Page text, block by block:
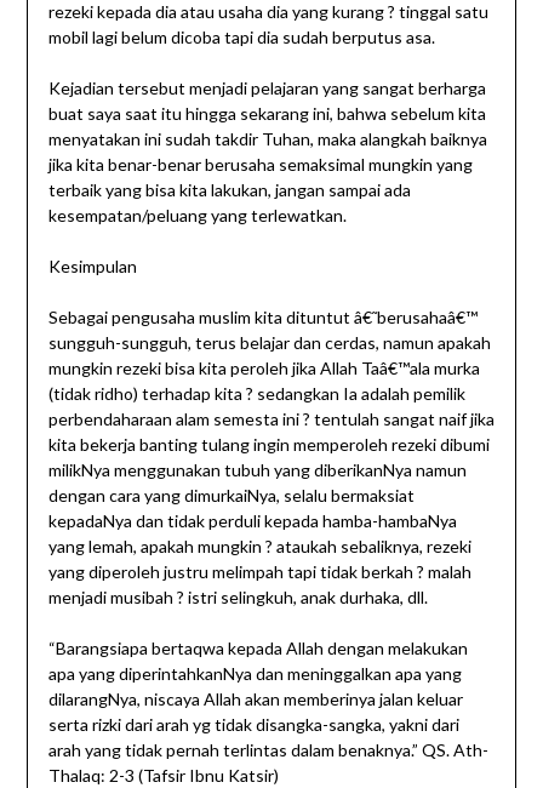
rezeki kepada dia atau usaha dia yang kurang ? tinggal satu
mobil lagi belum dicoba tapi dia sudah berputus asa.
Kejadian tersebut menjadi pelajaran yang sangat berharga
buat saya saat itu hingga sekarang ini, bahwa sebelum kita
menyatakan ini sudah takdir Tuhan, maka alangkah baiknya
jika kita benar-benar berusaha semaksimal mungkin yang
terbaik yang bisa kita lakukan, jangan sampai ada
kesempatan/peluang yang terlewatkan.
Kesimpulan
Sebagai pengusaha muslim kita dituntut â€˜berusahaâ€™
sungguh-sungguh, terus belajar dan cerdas, namun apakah
mungkin rezeki bisa kita peroleh jika Allah Taâ€™ala murka
(tidak ridho) terhadap kita ? sedangkan Ia adalah pemilik
perbendaharaan alam semesta ini ? tentulah sangat naif jika
kita bekerja banting tulang ingin memperoleh rezeki dibumi
milikNya menggunakan tubuh yang diberikanNya namun
dengan cara yang dimurkaiNya, selalu bermaksiat
kepadaNya dan tidak perduli kepada hamba-hambaNya
yang lemah, apakah mungkin ? ataukah sebaliknya, rezeki
yang diperoleh justru melimpah tapi tidak berkah ? malah
menjadi musibah ? istri selingkuh, anak durhaka, dll.
“Barangsiapa bertaqwa kepada Allah dengan melakukan
apa yang diperintahkanNya dan meninggalkan apa yang
dilarangNya, niscaya Allah akan memberinya jalan keluar
serta rizki dari arah yg tidak disangka-sangka, yakni dari
arah yang tidak pernah terlintas dalam benaknya.” QS. Ath-
Thalaq: 2-3 (Tafsir Ibnu Katsir)